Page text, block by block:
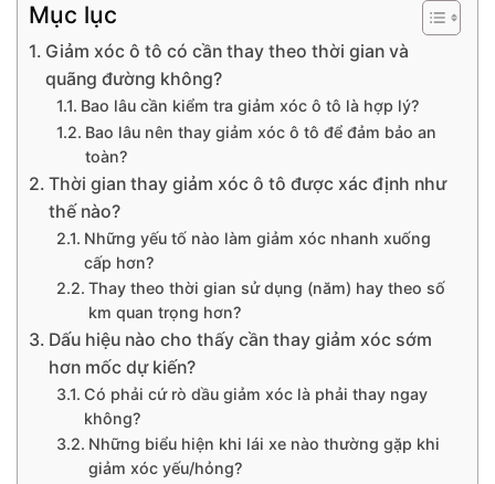
Mục lục
Giảm xóc ô tô có cần thay theo thời gian và
quãng đường không?
Bao lâu cần kiểm tra giảm xóc ô tô là hợp lý?
Bao lâu nên thay giảm xóc ô tô để đảm bảo an
toàn?
Thời gian thay giảm xóc ô tô được xác định như
thế nào?
Những yếu tố nào làm giảm xóc nhanh xuống
cấp hơn?
Thay theo thời gian sử dụng (năm) hay theo số
km quan trọng hơn?
Dấu hiệu nào cho thấy cần thay giảm xóc sớm
hơn mốc dự kiến?
Có phải cứ rò dầu giảm xóc là phải thay ngay
không?
Những biểu hiện khi lái xe nào thường gặp khi
giảm xóc yếu/hỏng?